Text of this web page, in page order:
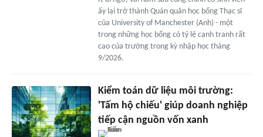
ấy lại trở thành Quán quân học bổng Thạc sĩ
của University of Manchester (Anh) - một
trong những học bổng có tỷ lệ cạnh tranh rất
cao của trường trong kỳ nhập học tháng
9/2026.
Kiểm toán dữ liệu môi trường:
'Tấm hộ chiếu' giúp doanh nghiệp
tiếp cận nguồn vốn xanh